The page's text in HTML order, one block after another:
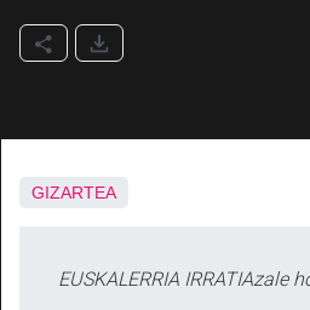
GIZARTEA
EUSKALERRIA IRRATIAzale